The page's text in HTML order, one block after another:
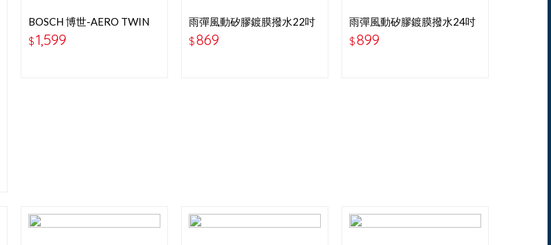
BOSCH 博世-AERO TWIN
30+30吋 專用軟骨雨刷 (
FORD FOCUS)
$1,599
雨彈風動矽膠鍍膜撥水22吋
雨刷
$869
雨彈風動矽膠鍍膜撥水24吋
雨刷
$899